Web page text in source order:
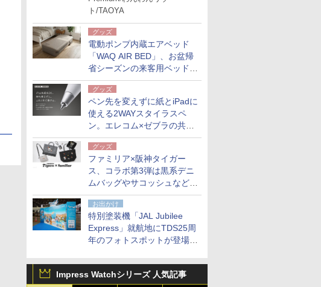
食べ放題に
ト/TAOYA
グッズ
電動ポンプ内蔵エアベッド
「WAQ AIR BED」、お盆帰
省シーズンの来客用ベッドに
も。使用後は収納バッグでコ
ンパクトに保管
グッズ
ペン先を変えずに紙とiPadに
使える2WAYスタイラスペ
ン。エレコム×ゼブラの共同
開発
グッズ
ファミリア×阪神タイガー
ス、コラボ第3弾は黒系デニ
ムバッグやサコッシュなど6
点。8月21日オンラインスト
アで発売
お出かけ
特別塗装機「JAL Jubilee
Express」就航地にTDS25周
年のフォトスポットが登場。
Impress Watchシリーズ 人気記事